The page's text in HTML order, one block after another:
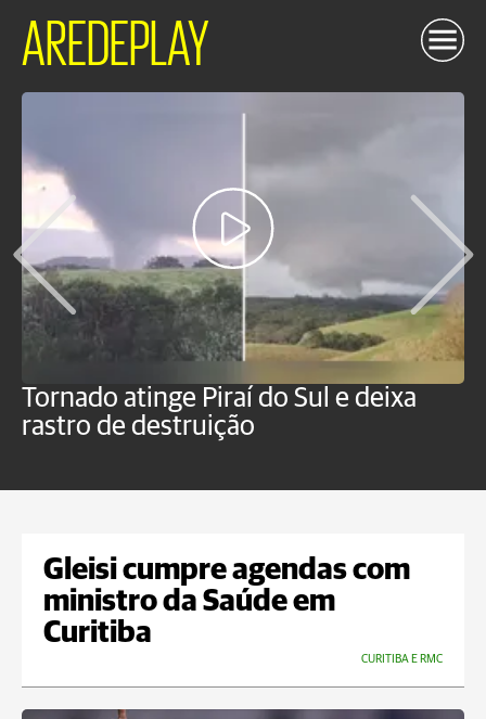
AREDEPLAY
Tornado atinge Piraí do Sul e deixa
rastro de destruição
Gleisi cumpre agendas com
ministro da Saúde em
Curitiba
CURITIBA E RMC